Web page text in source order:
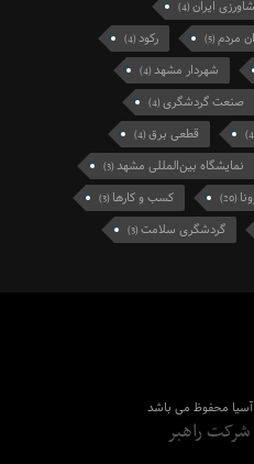
ایران(4)
مردم(5) رکود(4)
شهردار مشهد(4)
صنعت گردشگری(4)
قطعی برق(4)
نمایشگاه بین‌المللی مشهد(3)
(20) کسب و کارها (3)
گردشگری سلامت(3)
محفوظ می باشد
شرکت راهبر